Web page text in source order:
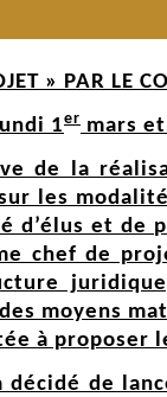
» PAR LE
1er mars
de la
les
d’élus et de
chef de
moyens
à proposer
de